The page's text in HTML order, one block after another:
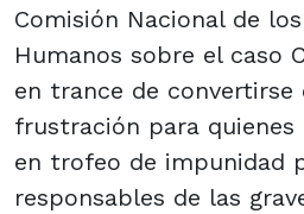
Comisión Nacional de
Humanos sobre el caso
en trance de convertirse
frustración para
en trofeo de impunidad
responsables de las